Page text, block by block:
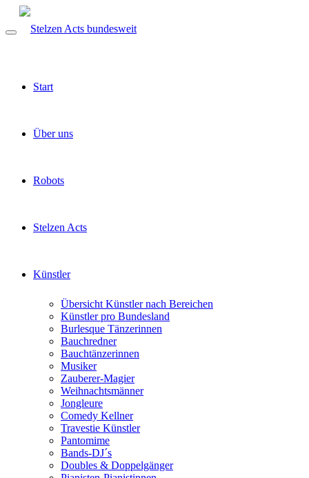
Start
Über uns
Robots
Stelzen Acts
Künstler
Übersicht Künstler nach Bereichen
Künstler pro Bundesland
Burlesque Tänzerinnen
Bauchredner
Bauchtänzerinnen
Musiker
Zauberer-Magier
Weihnachtsmänner
Jongleure
Comedy Kellner
Travestie Künstler
Pantomime
Bands-DJ´s
Doubles & Doppelgänger